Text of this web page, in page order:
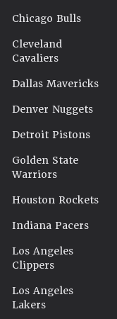
Chicago Bulls
Cleveland
Cavaliers
Dallas Mavericks
Denver Nuggets
Detroit Pistons
Golden State
Warriors
Houston Rockets
Indiana Pacers
Los Angeles
Clippers
Los Angeles
Lakers